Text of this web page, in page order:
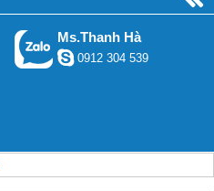
Ms.Thanh Hà
0912 304 539